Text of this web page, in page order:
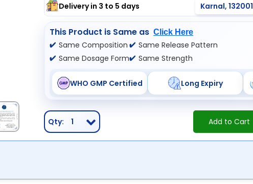
Delivery in 3 to 5 days Karnal, 132001
This Product is Same asClick Here
Same Composition
Same Dosage Form
Same Release Pattern
Same Strength
WHO GMP Certified Long Expiry
Qty: 1 Add to Cart